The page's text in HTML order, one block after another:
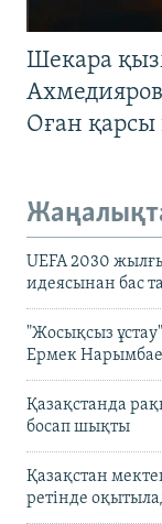
Шекара
Оған
UEFA 2030
идеясынан бас
"Жосықсыз
Ермек
Қазақстанда
босап шықты
Қазақстан
ретінде